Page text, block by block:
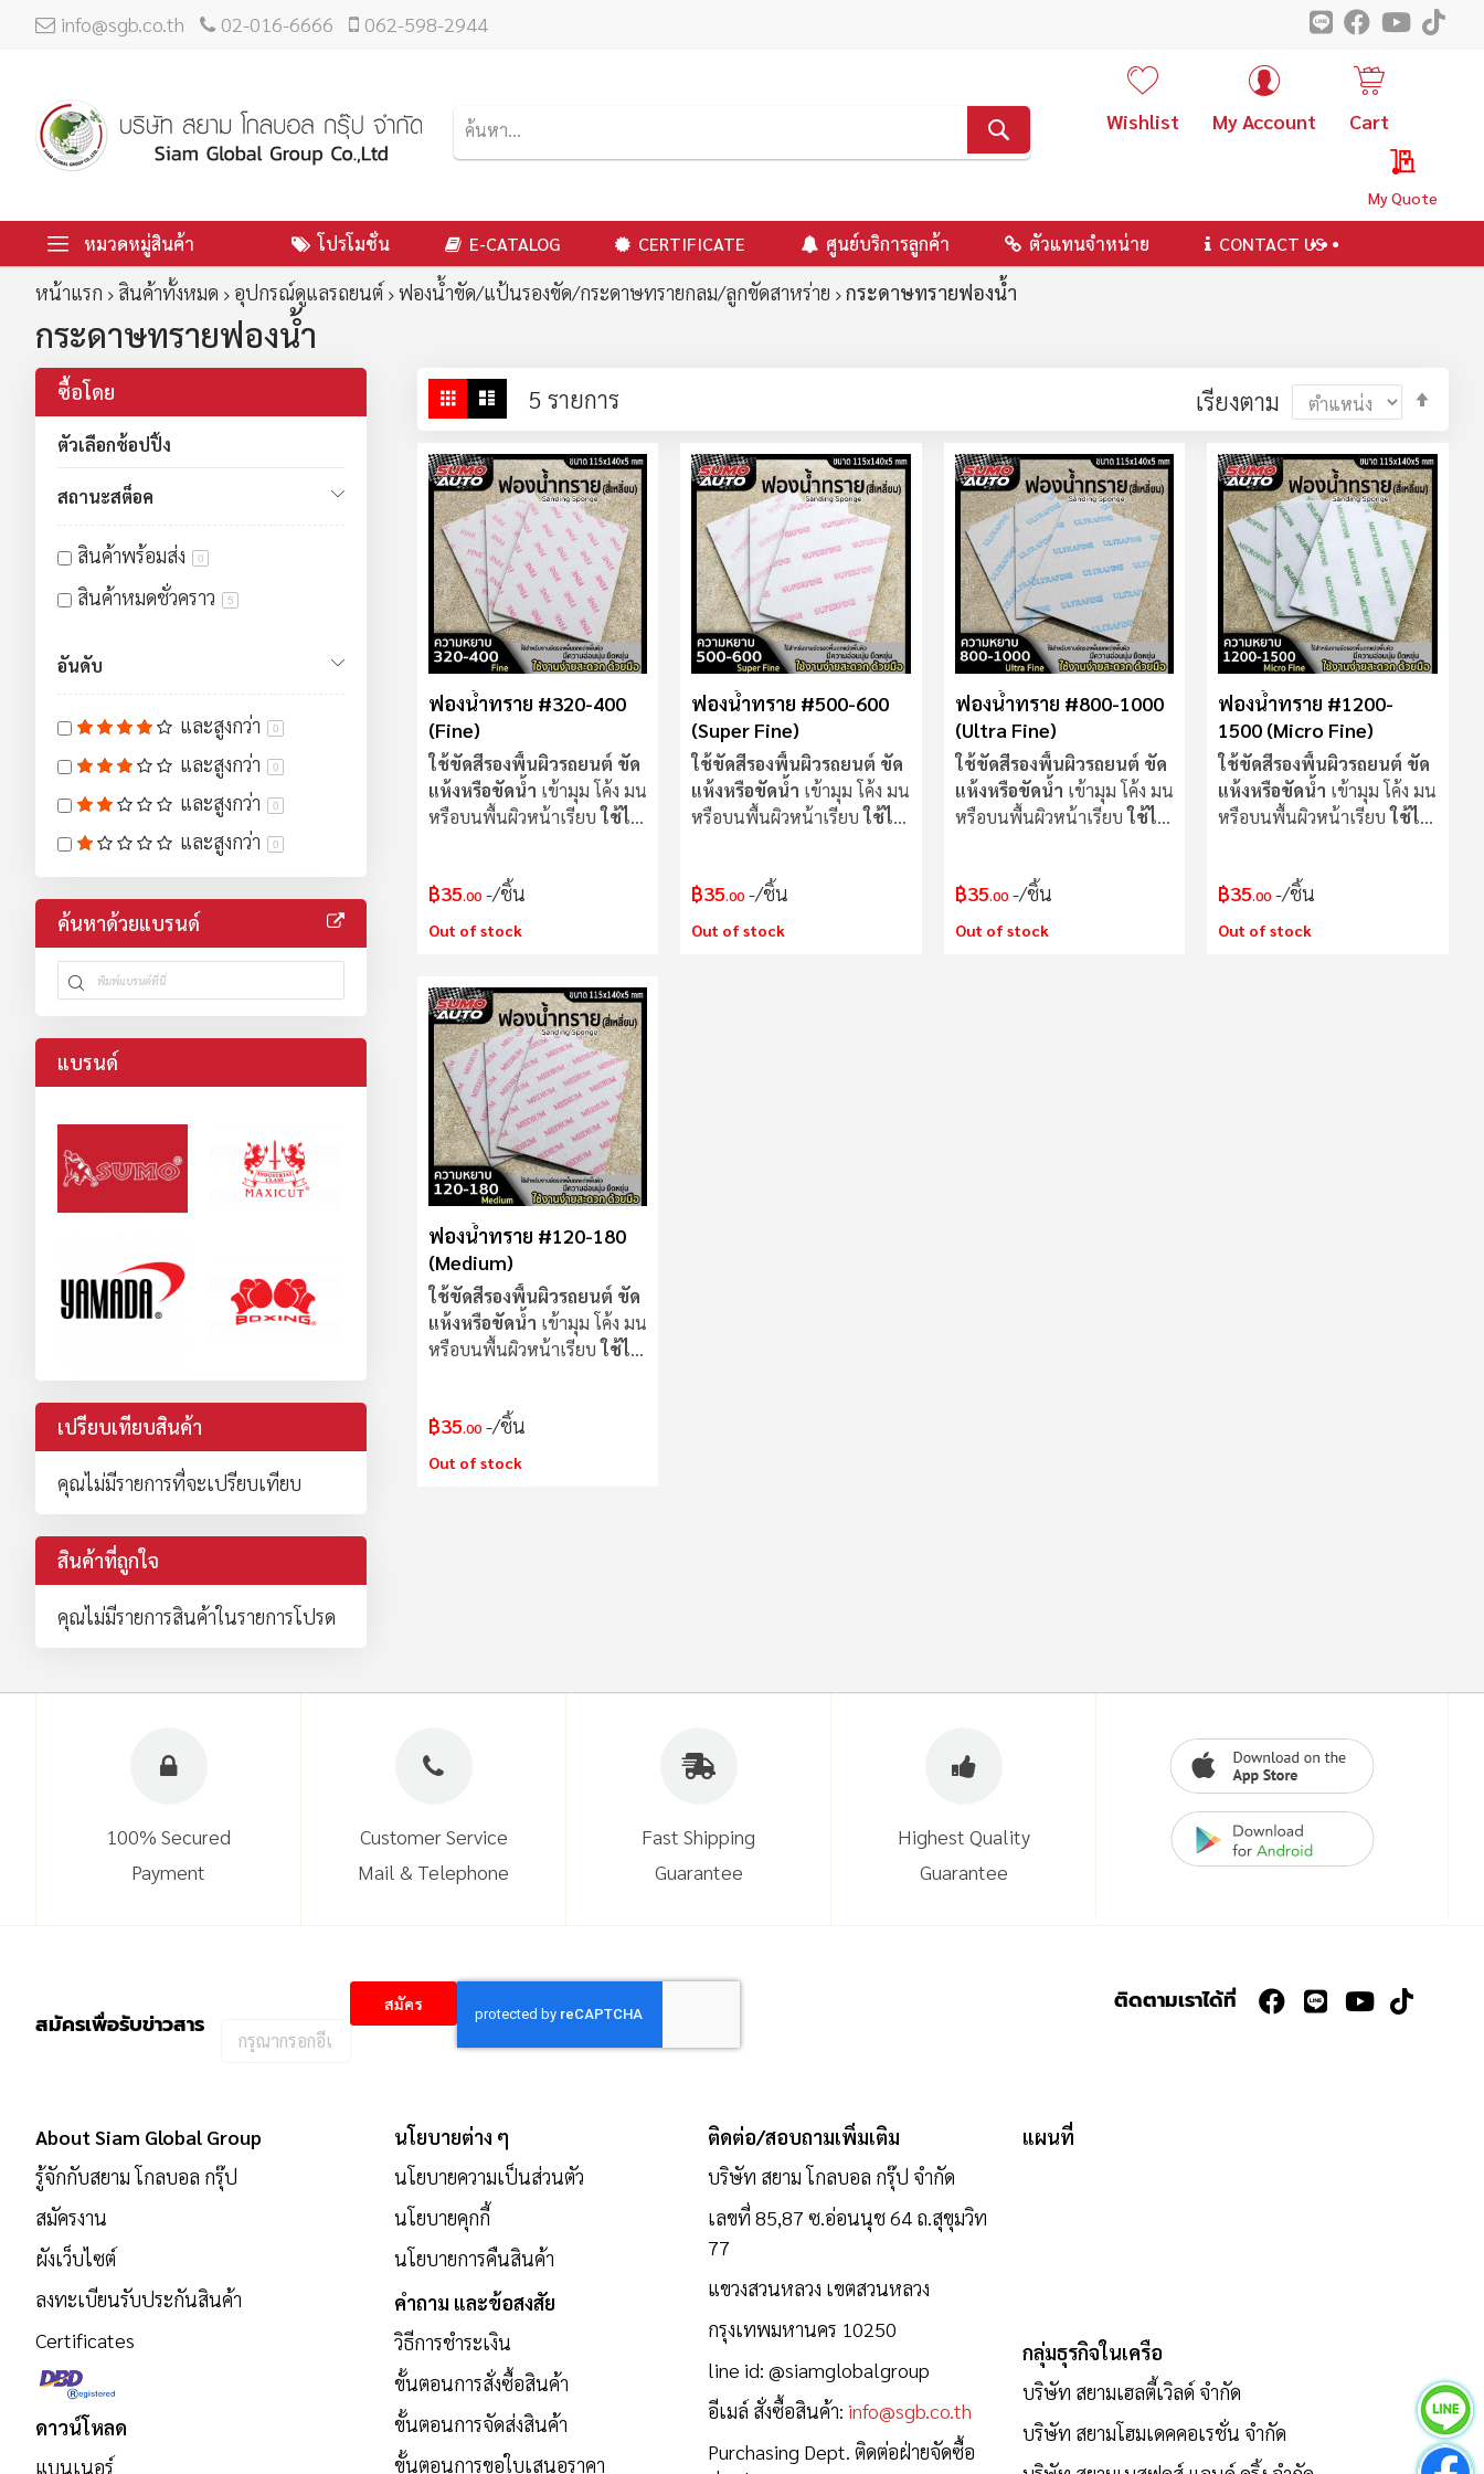
info@sgb.co.th 02-016-6666 062-598-2944
My Quote
Wishlist My Account Cart
หมวดหมู่สินค้า โปรโมชั่น E-CATALOG CERTIFICATE ศูนย์บริการลูกค้า ตัวแทนจำหน่าย CONTACT US
หน้าแรก สินค้าทั้งหมด อุปกรณ์ดูแลรถยนต์ ฟองน้ำขัด/แป้นรองขัด/กระดาษทรายกลม/ลูกขัดสาหร่าย กระดาษทรายฟองน้ำ
กระดาษทรายฟองน้ำ
ใน
มุม
มอง
ตาราง รายการ
5 รายการ เรียงตาม
ตาม
ฟองน้ำทราย #320-400
(Fine)
ใช้ขัดสีรองพื้นผิวรถยนต์ ขัด
แห้งหรือขัดน้ำ เข้ามุม โค้ง มน
หรือบนพื้นผิวหน้าเรียบใช้ได้
฿35.00 /ชิ้น
Out of stock
ฟองน้ำทราย #500-600
(Super Fine)
ใช้ขัดสีรองพื้นผิวรถยนต์ ขัด
แห้งหรือขัดน้ำ เข้ามุม โค้ง มน
หรือบนพื้นผิวหน้าเรียบใช้ได้
฿35.00 /ชิ้น
Out of stock
ฟองน้ำทราย #800-1000
(Ultra Fine)
ใช้ขัดสีรองพื้นผิวรถยนต์ ขัด
แห้งหรือขัดน้ำ เข้ามุม โค้ง มน
หรือบนพื้นผิวหน้าเรียบใช้ได้
฿35.00 /ชิ้น
Out of stock
ฟองน้ำทราย #1200-
1500 (Micro Fine)
ใช้ขัดสีรองพื้นผิวรถยนต์ ขัด
แห้งหรือขัดน้ำ เข้ามุม โค้ง มน
หรือบนพื้นผิวหน้าเรียบใช้ได้
฿35.00 /ชิ้น
Out of stock
ฟองน้ำทราย #120-180
(Medium)
ใช้ขัดสีรองพื้นผิวรถยนต์ ขัด
แห้งหรือขัดน้ำ เข้ามุม โค้ง มน
หรือบนพื้นผิวหน้าเรียบใช้ได้
฿35.00 /ชิ้น
Out of stock
ซื้อโดย
ตัวเลือกช้อปปิ้ง
สถานะสต็อค
สินค้าพร้อมส่ง 0
สินค้าหมดชั่วคราว 5
อันดับ
และสูงกว่า 0
และสูงกว่า 0
และสูงกว่า 0
และสูงกว่า 0
ค้นหาด้วยแบรนด์
แบรนด์
เปรียบเทียบสินค้า
คุณไม่มีรายการที่จะเปรียบเทียบ
สินค้าที่ถูกใจ
คุณไม่มีรายการสินค้าในรายการโปรด
100% Secured
Payment
Customer Service
Mail & Telephone
Fast Shipping
Guarantee
Highest Quality
Guarantee
สมัครเพื่อรับข่าวสาร
กรอก
รับ
ข่าวสาร:
สมัคร ติดตามเราได้ที่
About Siam Global Group
รู้จักกับสยาม โกลบอล กรุ๊ป
สมัครงาน
ผังเว็บไซต์
ลงทะเบียนรับประกันสินค้า
Certificates
ดาวน์โหลด
แบนเนอร์
นโยบายต่าง ๆ
นโยบายความเป็นส่วนตัว
นโยบายคุกกี้
นโยบายการคืนสินค้า
คำถาม และข้อสงสัย
วิธีการชำระเงิน
ขั้นตอนการสั่งซื้อสินค้า
ขั้นตอนการจัดส่งสินค้า
ขั้นตอนการขอใบเสนอราคา
ติดต่อ/สอบถามเพิ่มเติม
บริษัท สยาม โกลบอล กรุ๊ป จำกัด
เลขที่ 85,87 ซ.อ่อนนุช 64 ถ.สุขุมวิท
77
แขวงสวนหลวง เขตสวนหลวง
กรุงเทพมหานคร 10250
line id:@siamglobalgroup
อีเมล์ สั่งซื้อสินค้า: info@sgb.co.th
Purchasing Dept. ติดต่อฝ่ายจัดซื้อ
แผนที่
กลุ่มธุรกิจในเครือ
บริษัท สยามเฮลตี้เวิลด์ จำกัด
บริษัท สยามโฮมเดคคอเรชั่น จำกัด